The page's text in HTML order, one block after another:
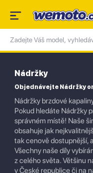
Nádržky
Objednávejte Nádržky
Nádržky brzdové
Pokud hledáte Nádržky
správném místě! Naše
obsahuje jak
tak cenově dostupnější,
Všechny naše díly
z celého světa. Většinu
v České republice či na